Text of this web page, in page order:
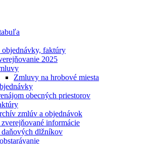
faktúry
2025
Zmluvy na hrobové miesta
obecných priestorov
zmlúv a objednávok
informácie
daňových dlžníkov